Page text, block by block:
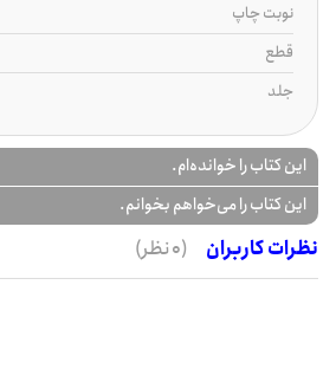
نوبت چاپ
قطع
جلد
این کتاب را خوانده‌ام.
این کتاب را می‌خواهم بخوانم.
نظرات کاربران
(0 نظر)